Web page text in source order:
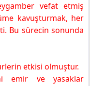
vefat etmiş
kavuşturmak, her
Bu sürecin sonunda
etkisi olmuştur.
emir ve yasaklar